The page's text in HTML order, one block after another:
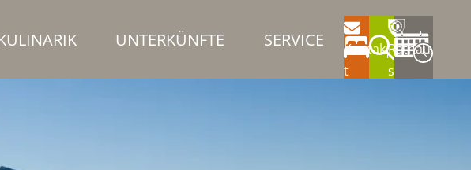
UNTERKÜNFTE SERVICE
Kontak
t
Rathau
s